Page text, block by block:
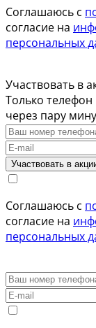
Соглашаюсь с
согласие на
персональных
Участвовать в
Только
через пару
Участвовать в
Соглашаюсь с
согласие на
персональных